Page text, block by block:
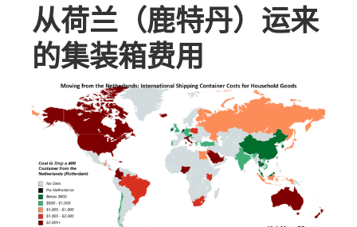
从荷兰（鹿特丹）运来
的集装箱费用